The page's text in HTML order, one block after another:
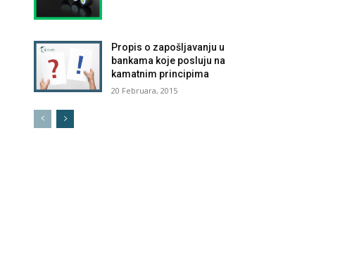
Propis o zapošljavanju u
bankama koje posluju na
kamatnim principima
20 Februara, 2015